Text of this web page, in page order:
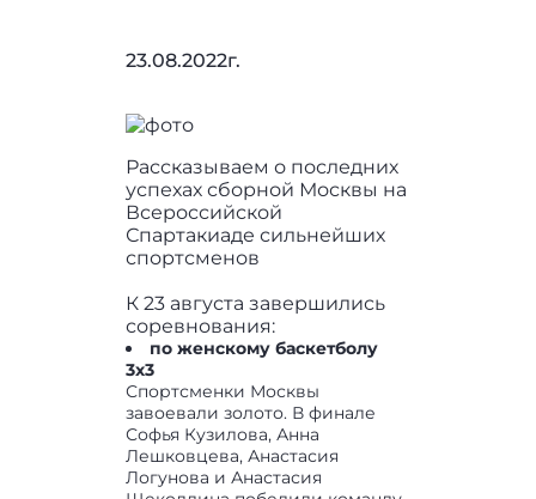
23.08.2022г.
Рассказываем о последних
успехах сборной Москвы на
Всероссийской
Спартакиаде сильнейших
спортсменов
К 23 августа завершились
соревнования:
по женскому баскетболу
3х3
Спортсменки Москвы
завоевали золото. В финале
Софья Кузилова, Анна
Лешковцева, Анастасия
Логунова и Анастасия